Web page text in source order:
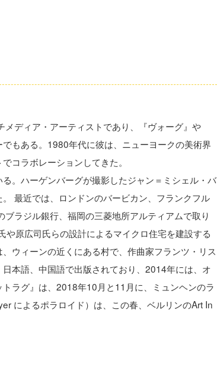
ディア・アーティストであり、『ヴォーグ』や
もある。1980年代に彼は、ニューヨークの美術界
コラボレーションしてきた。
。ハーゲンバーグが撮影したジャン＝ミシェル・バ
最近では、ロンドンのバービカン、フランクフル
ラジル銀行、福岡の三菱地所アルティアムで取り
原広司氏らの設計によるマイクロ住宅を建設する
ウィーンの近くにある村で、作曲家フランツ・リス
本語、中国語で出版されており、2014年には、オ
ラグ』は、2018年10月と11月に、ミュンヘンのラ
によるポラロイド）は、この春、ベルリンのArt In